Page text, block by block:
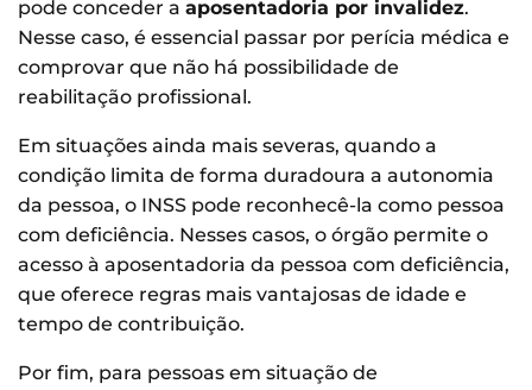
pode conceder a aposentadoria por invalidez.
Nesse caso, é essencial passar por perícia médica e
comprovar que não há possibilidade de
reabilitação profissional.
Em situações ainda mais severas, quando a
condição limita de forma duradoura a autonomia
da pessoa, o INSS pode reconhecê-la como pessoa
com deficiência. Nesses casos, o órgão permite o
acesso à aposentadoria da pessoa com deficiência,
que oferece regras mais vantajosas de idade e
tempo de contribuição.
Por fim, para pessoas em situação de